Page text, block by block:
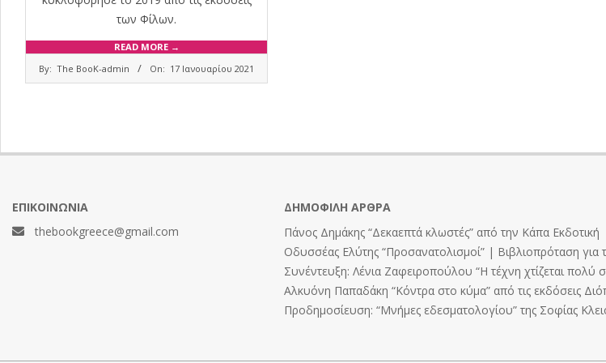
των Φίλων.
READ MORE →
01-
By: The BooK-admin On: 17 Ιανουαρίου 2021
ΕΠΙΚΟΙΝΩΝΊΑ
thebookgreece@gmail.com
ΔΗΜΟΦΙΛΉ ΆΡΘΡΑ
Πάνος Δημάκης “Δεκαεπτά κλωστές” από την Κάπα Εκδοτική
Οδυσσέας Ελύτης “Προσανατολισμοί” | Βιβλιοπρόταση για
Συνέντευξη: Λένια Ζαφειροπούλου “Η τέχνη χτίζεται πολύ
Αλκυόνη Παπαδάκη “Κόντρα στο κύμα” από τις εκδόσεις
Προδημοσίευση: “Μνήμες εδεσματολογίου” της Σοφίας